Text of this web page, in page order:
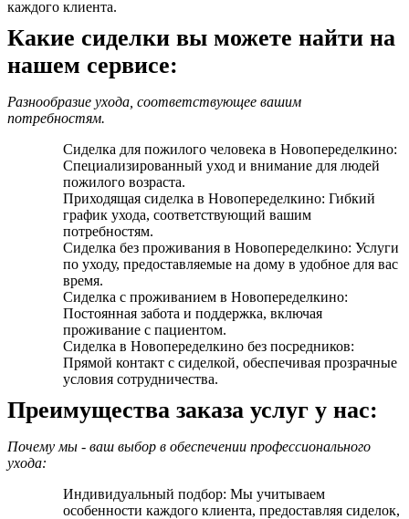
каждого клиента.
Какие сиделки вы можете найти на
нашем сервисе:
Разнообразие ухода, соответствующее вашим
потребностям.
Сиделка для пожилого человека в Новопеределкино:
Специализированный уход и внимание для людей
пожилого возраста.
Приходящая сиделка в Новопеределкино: Гибкий
график ухода, соответствующий вашим
потребностям.
Сиделка без проживания в Новопеределкино: Услуги
по уходу, предоставляемые на дому в удобное для вас
время.
Сиделка с проживанием в Новопеределкино:
Постоянная забота и поддержка, включая
проживание с пациентом.
Сиделка в Новопеределкино без посредников:
Прямой контакт с сиделкой, обеспечивая прозрачные
условия сотрудничества.
Преимущества заказа услуг у нас:
Почему мы - ваш выбор в обеспечении профессионального
ухода:
Индивидуальный подбор: Мы учитываем
особенности каждого клиента, предоставляя сиделок,